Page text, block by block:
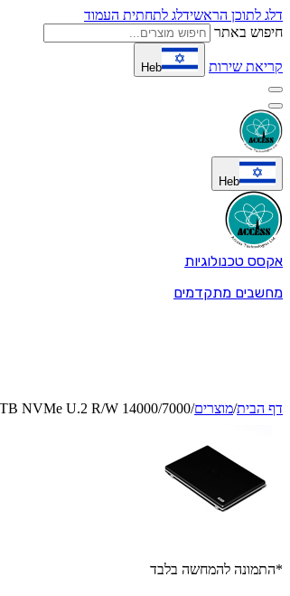
דלג לתוכן הראשידלג לתחתית העמוד
חיפוש באתר
קריאת שירות Heb
Heb
אקסס טכנולוגיות
מחשבים מתקדמים
דף הבית/מוצרים/
NVMe U.2 R/W 14000/7000
*התמונה להמחשה בלבד